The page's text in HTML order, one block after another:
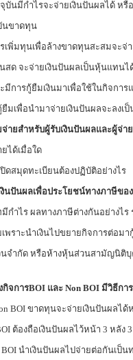
นมีกำไรจะจ่ายเงินปันผลได้ หรื
นขาดทุน
พิ่มทุนเพื่อล้างขาดทุนสะสมจะจ่
สด จะจ่ายเงินปันผลเป็นหุ้นแทนไ
การกู้ยืมเงินมาเพื่อใช้ในกิจการ
ยืมเพื่อนำมาจ่ายเงินปันผลจะลงเ
จ่ายสำหรับผู้รับเงินปันผลและผู้จ่
ได้เมื่อใด
สมุดทะเบียนต้องปฏิบัติอย่างไร
งินปันผลเพื่อประโยชน์ทางภาษีข
กำไร ผลทางภาษีต่างกันอย่างไร
พราะนำเงินไปขยายกิจการต่อม
จำกัด หรือห้างหุ้นส่วนสามัญนิติ
จการBOI และ Non BOI มีวิธีกา
BOI ขาดทุนจะจ่ายเงินปันผลได้
ต้องถือเงินปันผลไว้หน้า 3 หลัง
นำเงินปันผลไปจ่ายต่อกันเป็